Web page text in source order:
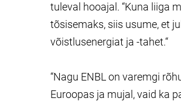
tuleval hooajal. “Kuna liiga
tõsisemaks, siis usume, et
võistlusenergiat ja -tahet.“
“Nagu ENBL on varemgi
Euroopas ja mujal, vaid ka